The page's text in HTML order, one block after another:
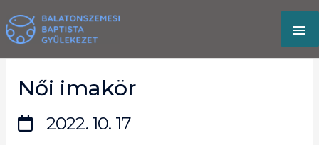
to
content
Női imakör
2022. 10. 17